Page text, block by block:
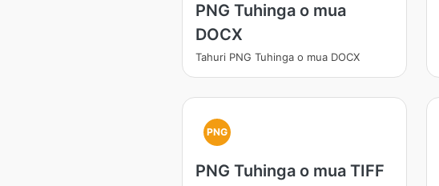
PNG Tuhinga o mua
DOCX
Tahuri PNG Tuhinga o mua DOCX
PNG
PNG Tuhinga o mua TIFF